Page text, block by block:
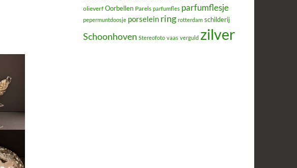
olieverf Oorbellen Parels parfumfles parfumflesje
pepermuntdoosje porselein ring rotterdam schilderij
Schoonhoven Stereofoto vaas verguld zilver